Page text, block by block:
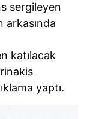
sergileyen
arkasında
katılacak
yaptı.